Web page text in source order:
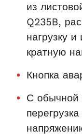
из
Q235B,
нагрузку
кратную
Кнопка
С обычной